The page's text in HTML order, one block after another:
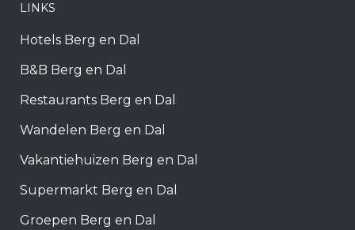
LINKS
Hotels Berg en Dal
B&B Berg en Dal
Restaurants Berg en Dal
Wandelen Berg en Dal
Vakantiehuizen Berg en Dal
Supermarkt Berg en Dal
Groepen Berg en Dal